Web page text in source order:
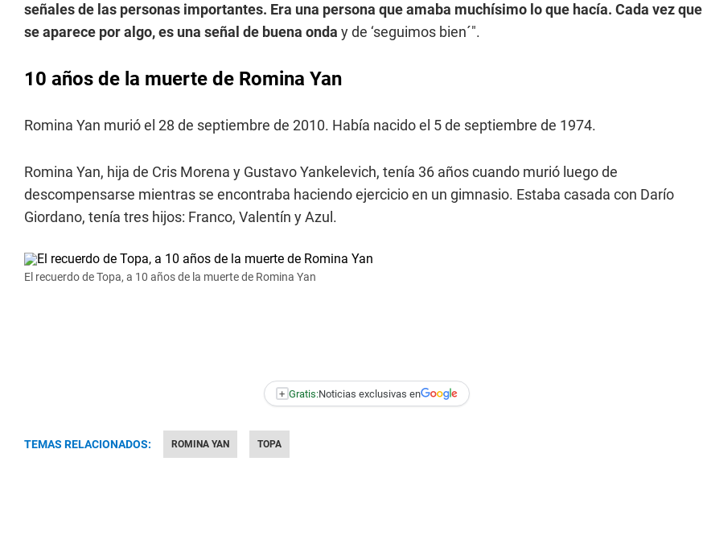
señales de las personas importantes. Era una persona que amaba muchísimo lo que hacía. Cada vez que
se aparece por algo, es una señal de buena onda y de ‘seguimos bien´".
10 años de la muerte de Romina Yan
Romina Yan murió el 28 de septiembre de 2010. Había nacido el 5 de septiembre de 1974.
Romina Yan, hija de Cris Morena y Gustavo Yankelevich, tenía 36 años cuando murió luego de
descompensarse mientras se encontraba haciendo ejercicio en un gimnasio. Estaba casada con Darío
Giordano, tenía tres hijos: Franco, Valentín y Azul.
El recuerdo de Topa, a 10 años de la muerte de Romina Yan
+ Gratis:Noticias exclusivas en
TEMAS RELACIONADOS: ROMINA YAN TOPA